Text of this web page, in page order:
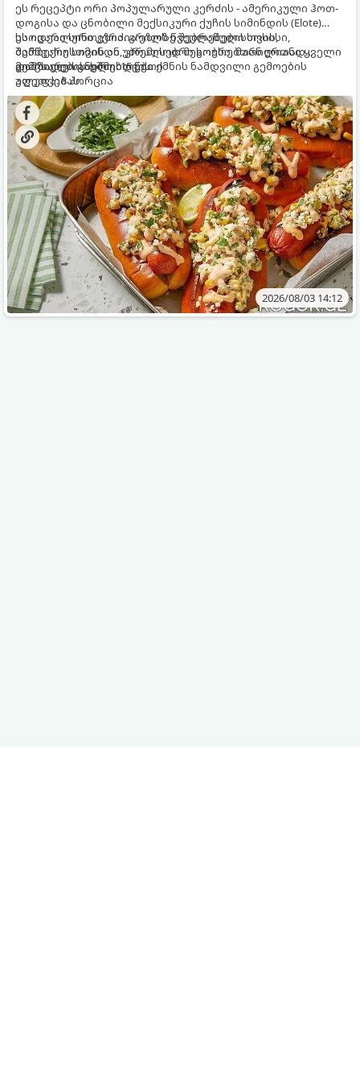
ეს რეცეპტი ორი პოპულარული კერძის - ამერიკული ჰოთ-
დოგისა და ცნობილი მექსიკური ქუჩის სიმინდის (Elote)
საოცარი სინთეზია. გრილზე შებრაწული სოსისი,
შემწვარი სიმინდი, კრემისებრი სოუსი, მარილიანი ყველი
და ცხარე სანელებლები ქმნის ნამდვილი გემოების
აფეთქებას.
ეს იდეალური კერძია ეზოს წვეულებებისთვის,
ბარბექიუსთვის ან უბრალოდ მეგობრებთან ერთად
გემრიელი ვახშმისთვის.
მომზადების დრო: 15 წუთი
ულუფა: 8 პორცია
2026/08/03 14:12